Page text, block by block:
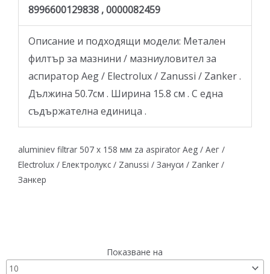
8996600129838 , 0000082459
Описание и подходящи модели: Метален
филтър за мазнини / мазниулoвител за
аспиратор Aeg / Electrolux / Zanussi / Zanker .
Дължина 50.7см . Ширина 15.8 см . С една
съдържателна единица .
aluminiev filtrar 507 x 158 мм za aspirator Aeg / Аег /
Electrolux / Електролукс / Zanussi / Зануси / Zanker /
Занкер
Показване на